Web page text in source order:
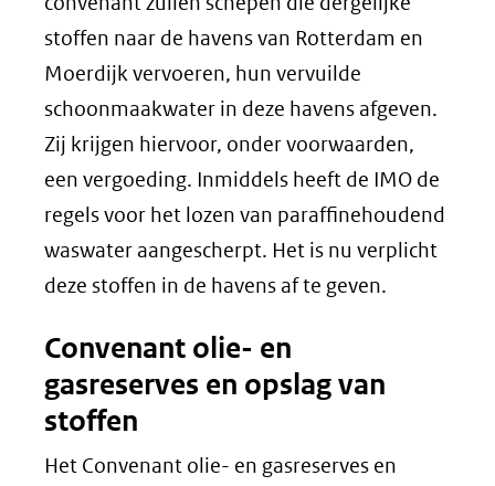
stoffen naar de havens van Rotterdam en
Moerdijk vervoeren, hun vervuilde
schoonmaakwater in deze havens afgeven.
Zij krijgen hiervoor, onder voorwaarden,
een vergoeding. Inmiddels heeft de IMO de
regels voor het lozen van paraffinehoudend
waswater aangescherpt. Het is nu verplicht
deze stoffen in de havens af te geven.
Convenant olie- en
gasreserves en opslag van
stoffen
Het Convenant olie- en gasreserves en